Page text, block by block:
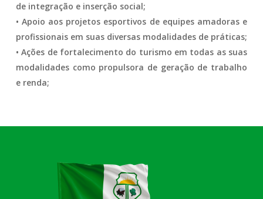
de integração e inserção social;
• Apoio aos projetos esportivos de equipes amadoras e
profissionais em suas diversas modalidades de práticas;
• Ações de fortalecimento do turismo em todas as suas
modalidades como propulsora de geração de trabalho
e renda;